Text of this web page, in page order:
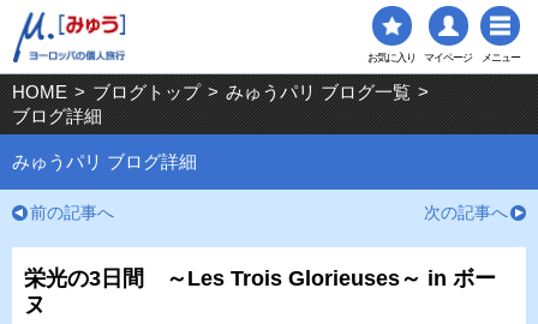
お気に入り マイページ メニュー
HOME > ブログトップ > みゅうパリ ブログ一覧 >
ブログ詳細
みゅうパリ ブログ詳細
前の記事へ 次の記事へ
栄光の3日間 ～Les Trois Glorieuses～ in ボー
ヌ